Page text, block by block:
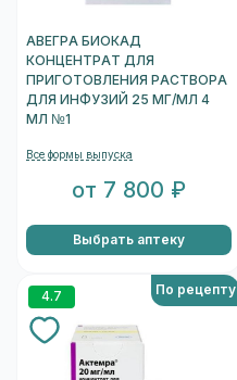
АВЕГРА БИОКАД
КОНЦЕНТРАТ ДЛЯ
ПРИГОТОВЛЕНИЯ РАСТВОРА
ДЛЯ ИНФУЗИЙ 25 МГ/МЛ 4
МЛ №1
Все формы выпуска
от 7 800 ₽
Выбрать аптеку
4.7 По рецепту